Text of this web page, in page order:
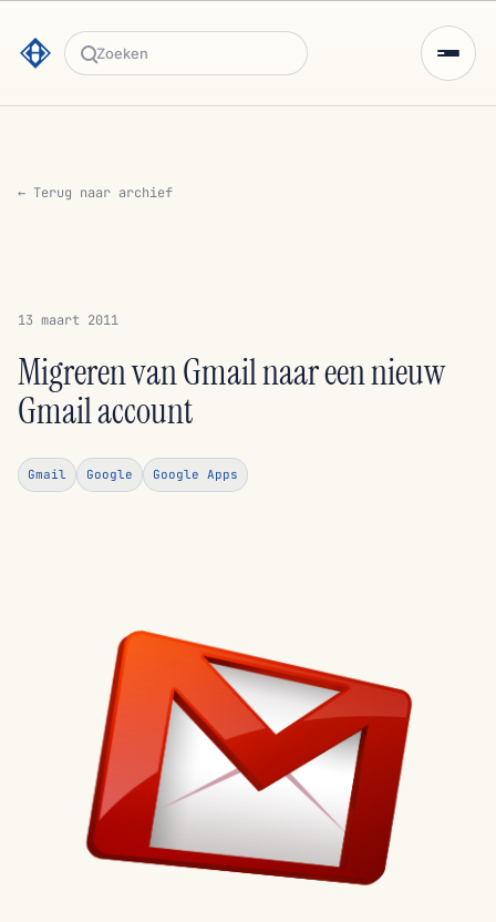
Zoeken
← Terug naar archief
13 maart 2011
Migreren van Gmail naar een nieuw
Gmail account
Gmail Google Google Apps